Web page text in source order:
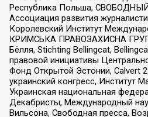
Республика Польша,
Ассоциация развития
Королевский Институт
КРИМСЬКА ПРАВОЗАХИСНА
Бёлля, Stichting Bellingcat,
правовой инициативы
Фонд Открытой Эстонии, Calvert
украинский конгресс, Институт
Украинская национальная
Декабристы, Международный
Вильсона, Свободная пресса,